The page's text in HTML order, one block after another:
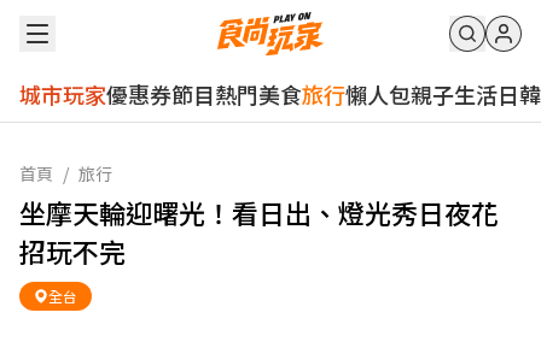
城市玩家優惠券節目熱門美食旅行懶人包親子生活日韓
首頁 / 旅行
坐摩天輪迎曙光！看日出、燈光秀日夜花
招玩不完
全台